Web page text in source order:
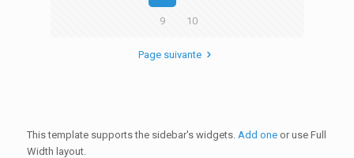
9 10
Page suivante
This template supports the sidebar's widgets. Add oneor use Full
Width layout.